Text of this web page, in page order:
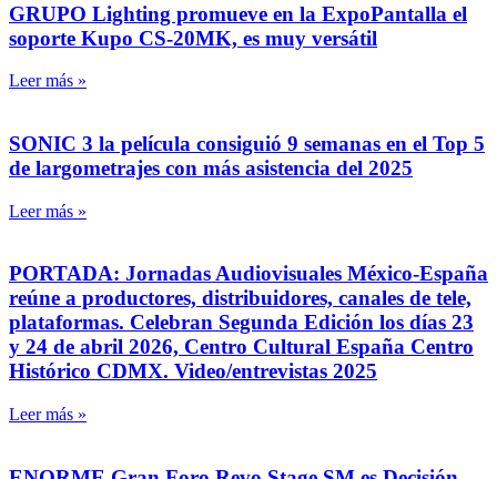
GRUPO Lighting promueve en la ExpoPantalla el
soporte Kupo CS-20MK, es muy versátil
Leer más »
SONIC 3 la película consiguió 9 semanas en el Top 5
de largometrajes con más asistencia del 2025
Leer más »
PORTADA: Jornadas Audiovisuales México-España
reúne a productores, distribuidores, canales de tele,
plataformas. Celebran Segunda Edición los días 23
y 24 de abril 2026, Centro Cultural España Centro
Histórico CDMX. Video/entrevistas 2025
Leer más »